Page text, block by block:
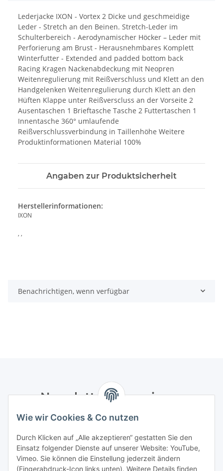
Wie wir Cookies & Co nutzen
Durch Klicken auf „Alle akzeptieren“ gestatten Sie den
Einsatz folgender Dienste auf unserer Website: YouTube,
Vimeo. Sie können die Einstellung jederzeit ändern
(Fingerabdruck-Icon links unten). Weitere Details finden
Lederjacke IXON - Vortex 2 Dicke und geschmeidige
Leder - Stretch an den Beinen. Stretch-Leder im
Schulterbereich - Aerodynamischer Höcker – Leder mit
Perforierung am Brust - Herausnehmbares Komplett
Winterfutter - Extended and padded bottom back
Racing Kragen Nackenabdeckung mit Neopren
Weitenregulierung mit Reißverschluss und Klett an den
Handgelenken Weitenregulierung durch Klett an den
Hüften Klappe unter Reißverscluss an der Vorseite 2
Ausentaschen 1 Brieftasche Tasche 2 Futtertaschen 1
Innentasche 360° umlaufende
Reißverschlussverbindung in Taillenhöhe Weitere
Produktinformationen Material 100%
Angaben zur Produktsicherheit
Herstellerinformationen:
IXON
, ,
Benachrichtigen, wenn verfügbar
Newsletter Abonnieren
Bitte senden Sie mir entsprechend Ihrer
Informationen zu Ihrem Produktsortiment per E-Mail zu.
Abonnieren